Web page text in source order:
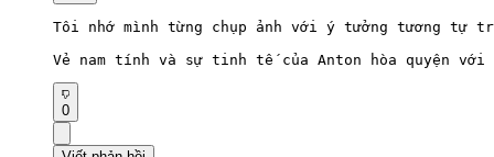
Tôi nhớ mình từng chụp ảnh với ý tưởng tương tự
Vẻ nam tính và sự tinh tế của Anton hòa quyện với
0